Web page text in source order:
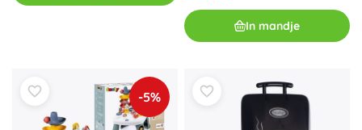
In mandje
-5%